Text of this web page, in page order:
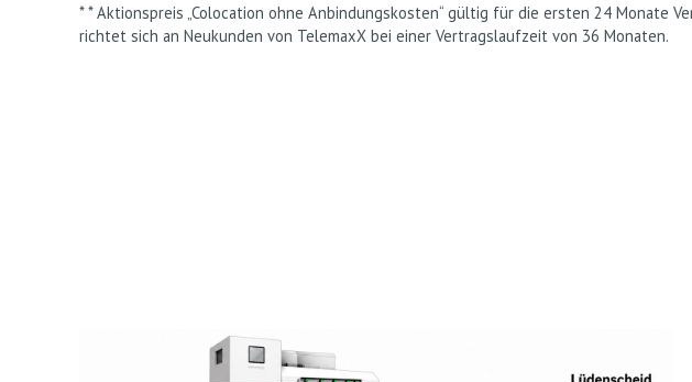
* * Aktionspreis „Colocation ohne Anbindungskosten“ gültig für die ersten 24 Monate
richtet sich an Neukunden von TelemaxX bei einer Vertragslaufzeit von 36 Monaten.